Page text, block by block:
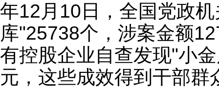
年12月10日，全国党政
库"25738个，涉案金额
有控股企业自查发现"小
元，这些成效得到干部群